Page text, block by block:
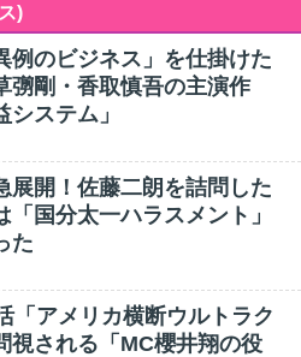
)
例のビジネス」を仕掛けた
彅剛・香取慎吾の主演作
システム」
展開！佐藤二朗を詰問した
「国分太一ハラスメント」
た
「アメリカ横断ウルトラク
視される「MC櫻井翔の役